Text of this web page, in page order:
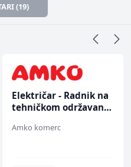
(19)
Električar - Radnik na
tehničkom održavanju
Amko komerc